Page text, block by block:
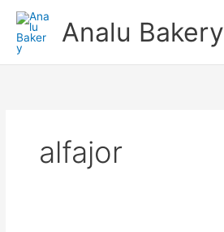
contenido
Analu Bakery
alfajor